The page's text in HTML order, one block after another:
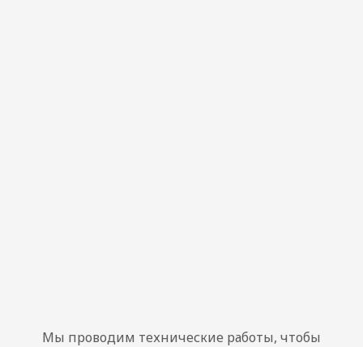
Мы проводим технические работы, чтобы